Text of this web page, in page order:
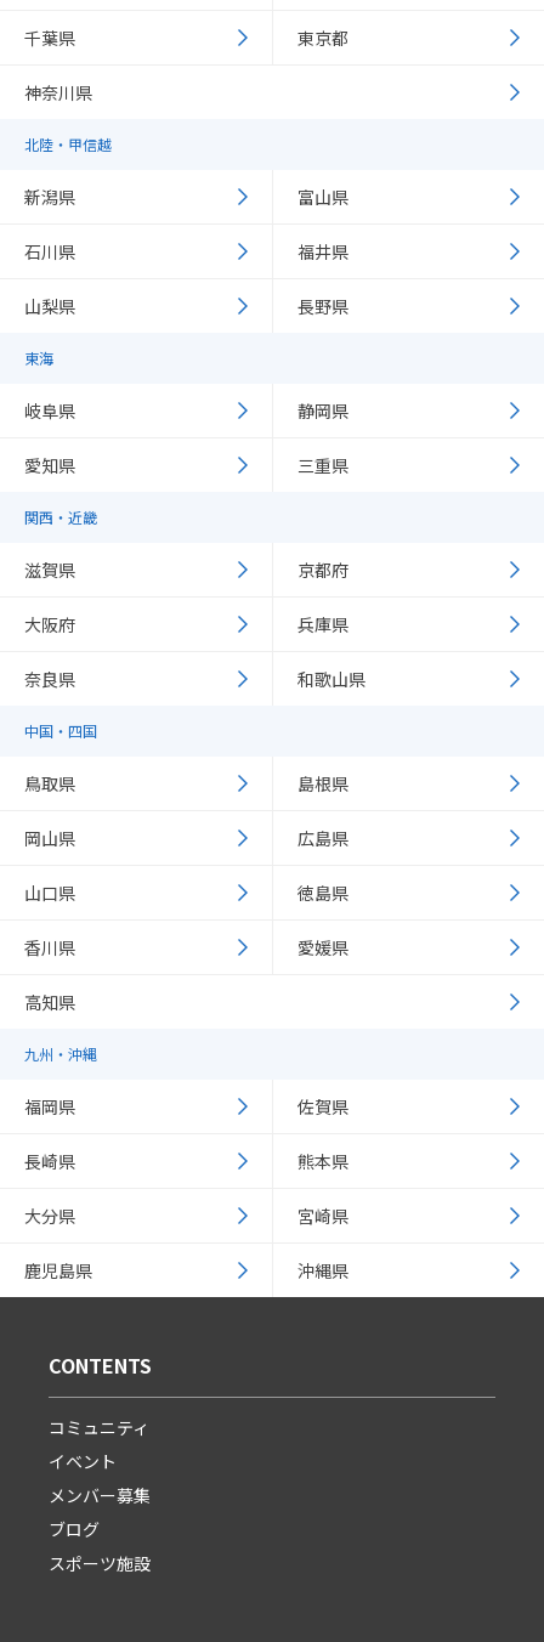
千葉県 東京都
神奈川県
北陸・甲信越
新潟県 富山県
石川県 福井県
山梨県 長野県
東海
岐阜県 静岡県
愛知県 三重県
関西・近畿
滋賀県 京都府
大阪府 兵庫県
奈良県 和歌山県
中国・四国
鳥取県 島根県
岡山県 広島県
山口県 徳島県
香川県 愛媛県
高知県
九州・沖縄
福岡県 佐賀県
長崎県 熊本県
大分県 宮崎県
鹿児島県 沖縄県
CONTENTS
コミュニティ
イベント
メンバー募集
ブログ
スポーツ施設